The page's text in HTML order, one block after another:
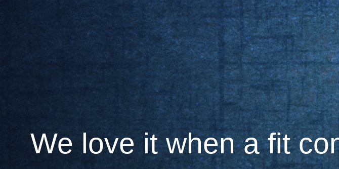
Technical Opportunities
Are you an IT professional
View Listings